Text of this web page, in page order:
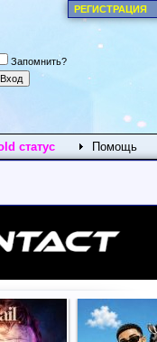
РЕГИСТРАЦИЯ
Запомнить?
статус Помощь